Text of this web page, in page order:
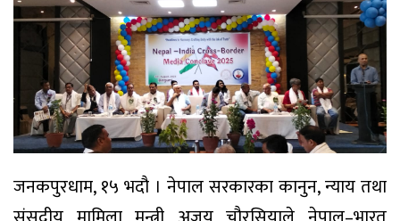
जनकपुरधाम, १५ भदौ । नेपाल सरकारका कानुन, न्याय तथा